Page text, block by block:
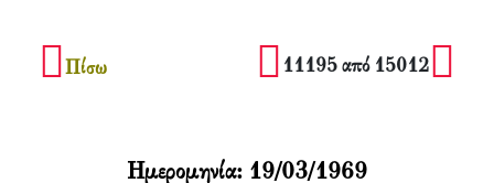
Πίσω 11195 από 15012
Ημερομηνία: 19/03/1969